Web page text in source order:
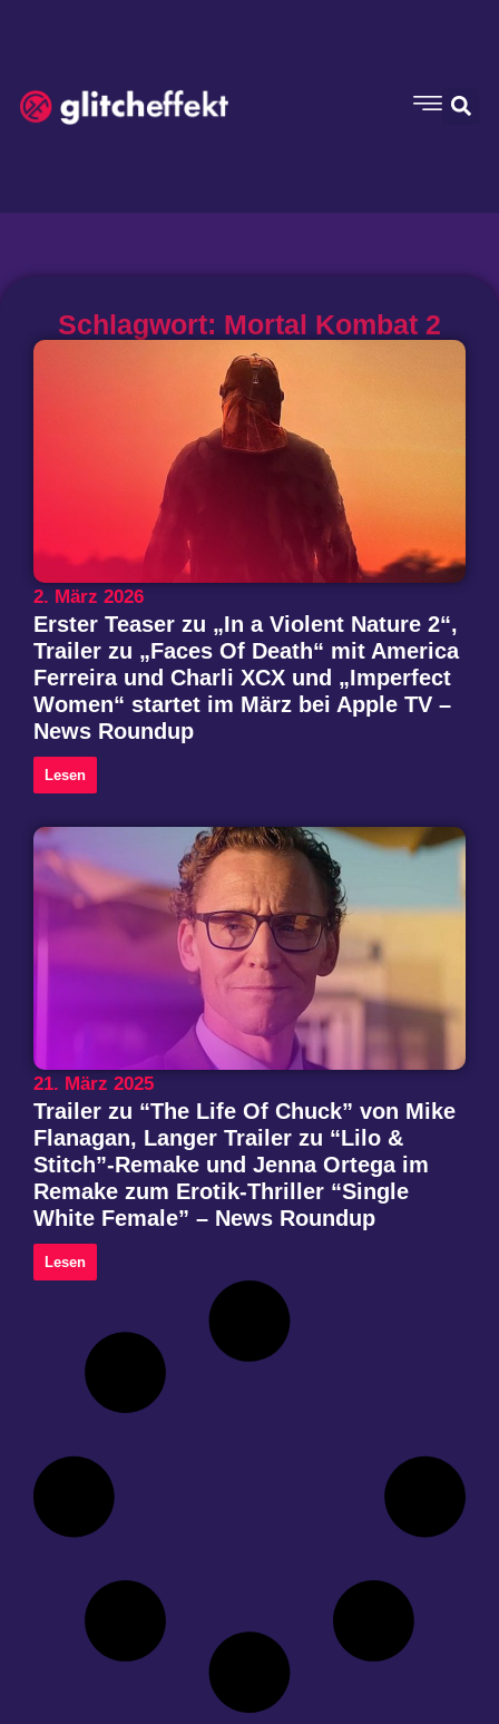
Schlagwort: Mortal Kombat 2
2. März 2026
Erster Teaser zu „In a Violent Nature 2“,
Trailer zu „Faces Of Death“ mit America
Ferreira und Charli XCX und „Imperfect
Women“ startet im März bei Apple TV –
News Roundup
Lesen
21. März 2025
Trailer zu “The Life Of Chuck” von Mike
Flanagan, Langer Trailer zu “Lilo &
Stitch”-Remake und Jenna Ortega im
Remake zum Erotik-Thriller “Single
White Female” – News Roundup
Lesen